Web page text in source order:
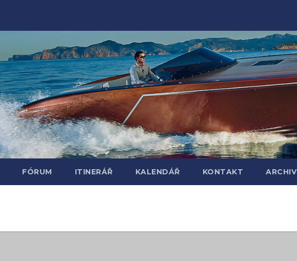
FÓRUM ITINERÁŘ KALENDÁŘ KONTAKT ARCHIV